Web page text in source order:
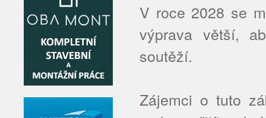
V roce 2028 se
výprava větší,
soutěží.
Zájemci o tuto